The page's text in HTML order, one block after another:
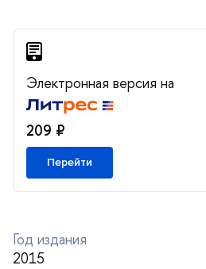
Электронная версия на
209 ₽
Перейти
Год издания
2015